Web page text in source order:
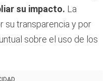
su impacto. La
su transparencia y por
sobre el uso de los